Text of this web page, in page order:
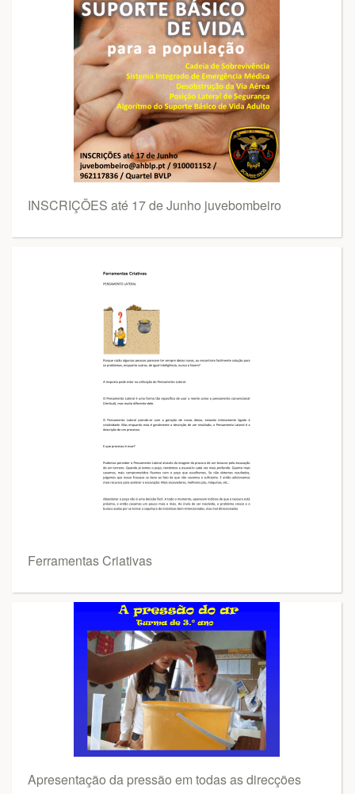
INSCRIÇÕES até 17 de Junho juvebombeiro
Ferramentas Criativas
Apresentação da pressão em todas as direcções